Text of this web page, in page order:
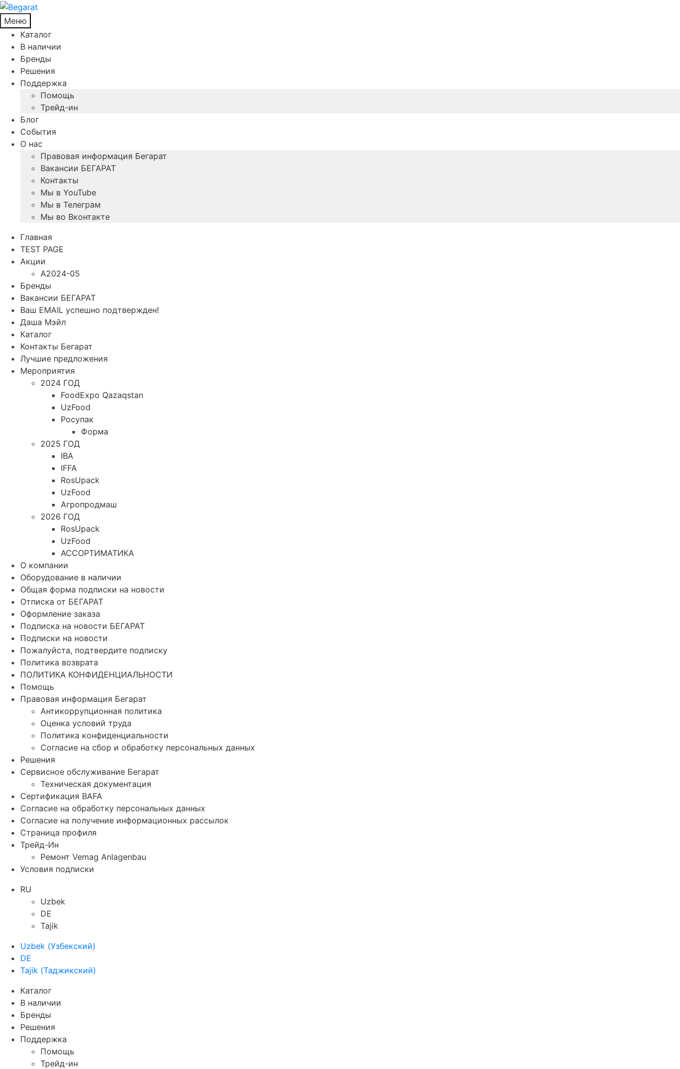
Меню
Каталог
В наличии
Бренды
Решения
Поддержка
Помощь
Трейд-ин
Блог
События
О нас
Правовая информация Бегарат
Вакансии БЕГАРАТ
Контакты
Мы в YouTube
Мы в Телеграм
Мы во Вконтакте
Главная
TEST PAGE
Акции
A2024-05
Бренды
Вакансии БЕГАРАТ
Ваш EMAIL успешно подтвержден!
Даша Мэйл
Каталог
Контакты Бегарат
Лучшие предложения
Мероприятия
2024 ГОД
FoodExpo Qazaqstan
UzFood
Росупак
Форма
2025 ГОД
IBA
IFFA
RosUpack
UzFood
Агропродмаш
2026 ГОД
RosUpack
UzFood
АССОРТИМАТИКА
О компании
Оборудование в наличии
Общая форма подписки на новости
Отписка от БЕГАРАТ
Оформление заказа
Подписка на новости БЕГАРАТ
Подписки на новости
Пожалуйста, подтвердите подписку
Политика возврата
ПОЛИТИКА КОНФИДЕНЦИАЛЬНОСТИ
Помощь
Правовая информация Бегарат
Антикоррупционная политика
Оценка условий труда
Политика конфиденциальности
Согласие на сбор и обработку персональных данных
Решения
Сервисное обслуживание Бегарат
Техническая документация
Сертификация BAFA
Согласие на обработку персональных данных
Согласие на получение информационных рассылок
Страница профиля
Трейд-Ин
Ремонт Vemag Anlagenbau
Условия подписки
RU
Uzbek
DE
Tajik
Uzbek (Узбекский)
DE
Tajik (Таджикский)
Каталог
В наличии
Бренды
Решения
Поддержка
Помощь
Трейд-ин